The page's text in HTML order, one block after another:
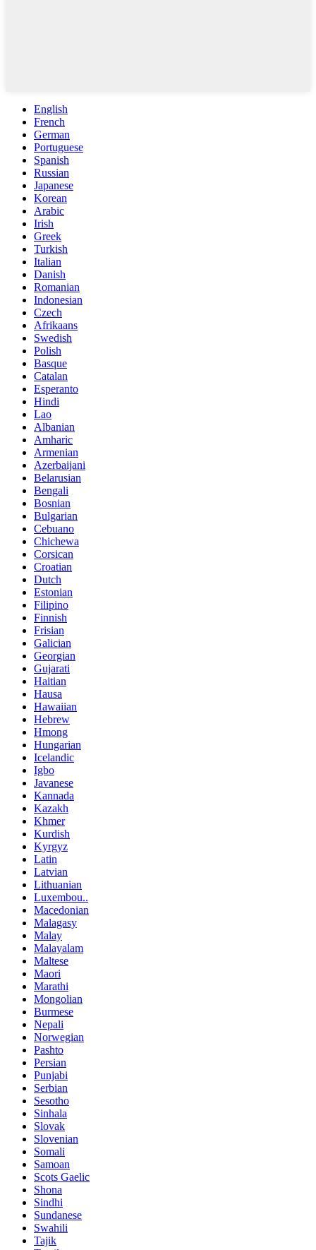
English
French
German
Portuguese
Spanish
Russian
Japanese
Korean
Arabic
Irish
Greek
Turkish
Italian
Danish
Romanian
Indonesian
Czech
Afrikaans
Swedish
Polish
Basque
Catalan
Esperanto
Hindi
Lao
Albanian
Amharic
Armenian
Azerbaijani
Belarusian
Bengali
Bosnian
Bulgarian
Cebuano
Chichewa
Corsican
Croatian
Dutch
Estonian
Filipino
Finnish
Frisian
Galician
Georgian
Gujarati
Haitian
Hausa
Hawaiian
Hebrew
Hmong
Hungarian
Icelandic
Igbo
Javanese
Kannada
Kazakh
Khmer
Kurdish
Kyrgyz
Latin
Latvian
Lithuanian
Luxembou..
Macedonian
Malagasy
Malay
Malayalam
Maltese
Maori
Marathi
Mongolian
Burmese
Nepali
Norwegian
Pashto
Persian
Punjabi
Serbian
Sesotho
Sinhala
Slovak
Slovenian
Somali
Samoan
Scots Gaelic
Shona
Sindhi
Sundanese
Swahili
Tajik